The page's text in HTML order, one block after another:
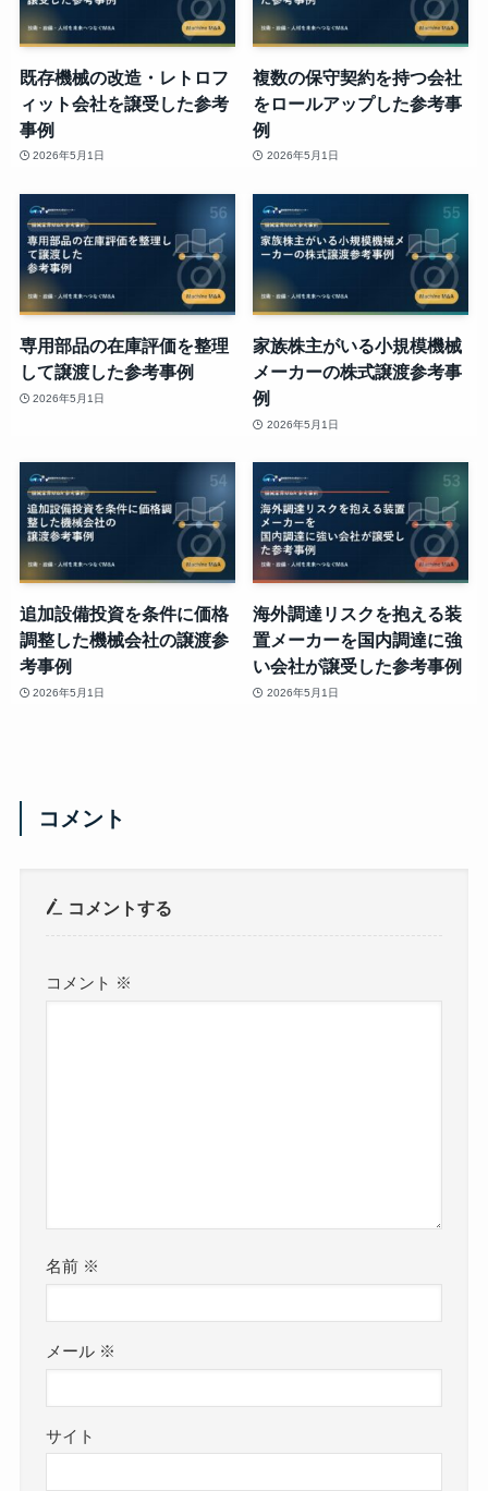
既存機械の改造・レトロフ
ィット会社を譲受した参考
事例
2026年5月1日
複数の保守契約を持つ会社
をロールアップした参考事
例
2026年5月1日
専用部品の在庫評価を整理
して譲渡した参考事例
2026年5月1日
家族株主がいる小規模機械
メーカーの株式譲渡参考事
例
2026年5月1日
追加設備投資を条件に価格
調整した機械会社の譲渡参
考事例
2026年5月1日
海外調達リスクを抱える装
置メーカーを国内調達に強
い会社が譲受した参考事例
2026年5月1日
コメント
コメントする
コメント ※
名前 ※
メール ※
サイト